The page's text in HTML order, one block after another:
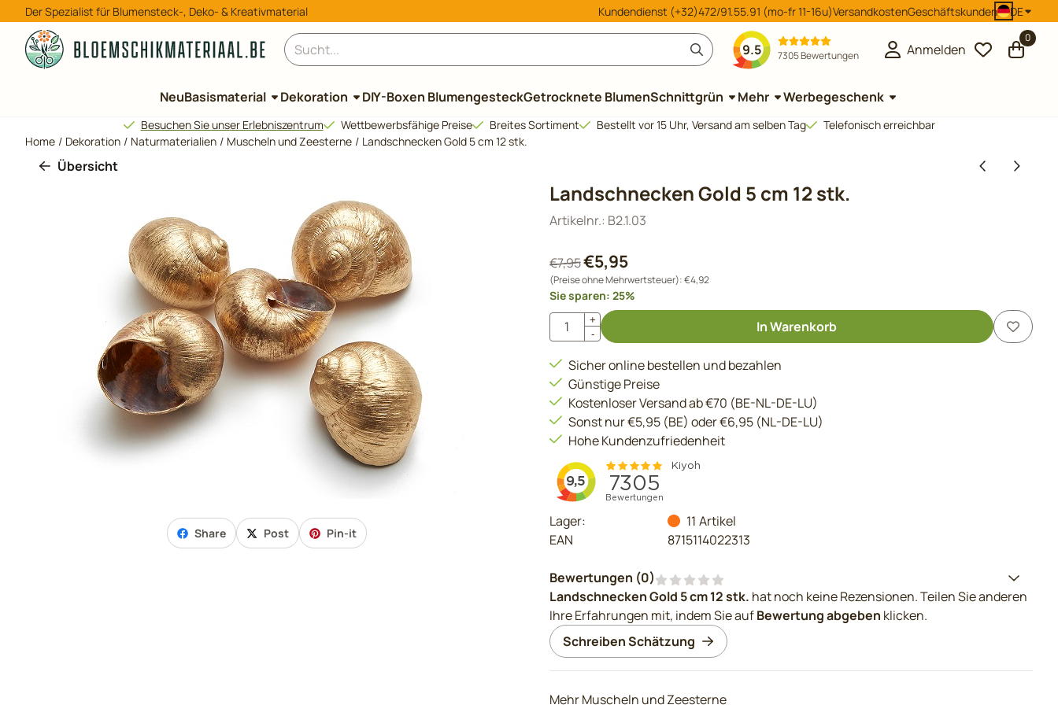
Cookie-Einstellungen verfügbar. Einstellungen wählen oder alle Cookies zulassen.
Der Spezialist für Blumensteck-, Deko- & Kreativmaterial Kundendienst (+32)472/91.55.91 (mo-fr 11-16u)VersandkostenGeschäftskunden DE
Suche 9.5 7305 Bewertungen Anmelden
0
NeuBasismaterial Dekoration DIY-Boxen BlumengesteckGetrocknete BlumenSchnittgrün Mehr Werbegeschenk
Besuchen Sie unser Erlebniszentrum Wettbewerbsfähige Preise Breites Sortiment Bestellt vor 15 Uhr, Versand am selben Tag
Telefonisch erreichbar
Home / Dekoration / Naturmaterialien / Muscheln und Zeesterne / Landschnecken Gold 5 cm 12 stk.
Übersicht
Share Post Pin-it
Landschnecken Gold 5 cm 12 stk.
Artikelnr.: B2.1.03
€7,95€5,95
(Preise ohne Mehrwertsteuer):€4,92
Sie sparen: 25%
Anzahl
+
-
In Warenkorb
Sicher online bestellen und bezahlen
Günstige Preise
Kostenloser Versand ab €70 (BE-NL-DE-LU)
Sonst nur €5,95 (BE) oder €6,95 (NL-DE-LU)
Hohe Kundenzufriedenheit
Lager: 11 Artikel
EAN
8715114022313
Bewertungen (0)
Landschnecken Gold 5 cm 12 stk. hat noch keine Rezensionen. Teilen Sie anderen
Ihre Erfahrungen mit, indem Sie aufBewertung abgeben klicken.
Schreiben Schätzung
Mehr Muscheln und Zeesterne